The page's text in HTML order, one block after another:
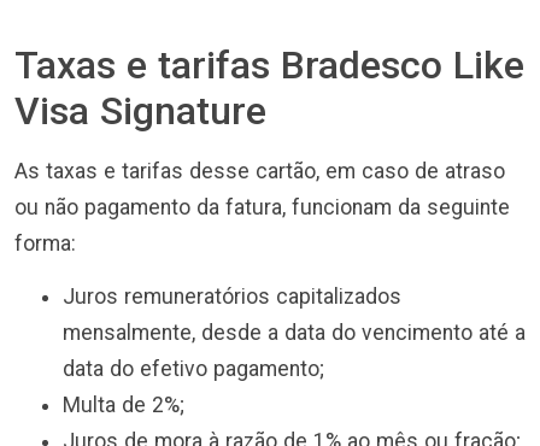
Taxas e tarifas Bradesco Like
Visa Signature
As taxas e tarifas desse cartão, em caso de atraso
ou não pagamento da fatura, funcionam da seguinte
forma:
Juros remuneratórios capitalizados
mensalmente, desde a data do vencimento até a
data do efetivo pagamento;
Multa de 2%;